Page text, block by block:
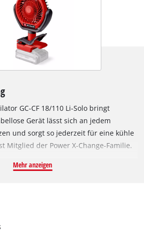
GC-CF 18/110 Li-Solo bringt
Gerät lässt sich an jedem
und sorgt so jederzeit für eine kühle
Mitglied der Power X-Change-Familie.
Motor bietet mehr Kraft und eine
Halteklammer kann der
Mehr anzeigen